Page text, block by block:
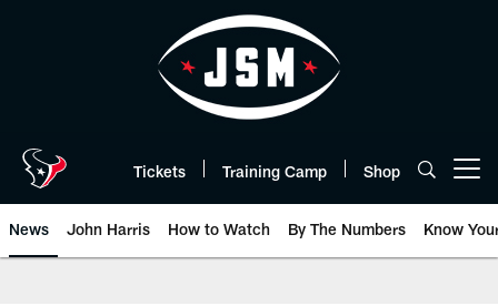
Tickets Training Camp Shop
News John Harris How to Watch By The Numbers Know